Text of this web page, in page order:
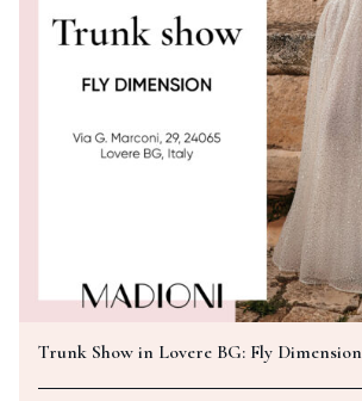
Trunk Show in Lovere BG: Fly Dimension